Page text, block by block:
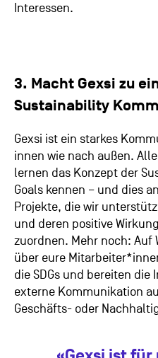
Interessen.
3. Macht Gexsi zu
Sustainability
Gexsi ist ein starkes
innen wie nach außen.
lernen das Konzept der
Goals kennen – und dies
Projekte, die wir
und deren positive
zuordnen. Mehr noch: Auf
über eure
die SDGs und bereiten
externe Kommunikation
Geschäfts- oder